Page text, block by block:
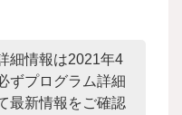
細情報は2021年4
ずプログラム詳細
最新情報をご確認